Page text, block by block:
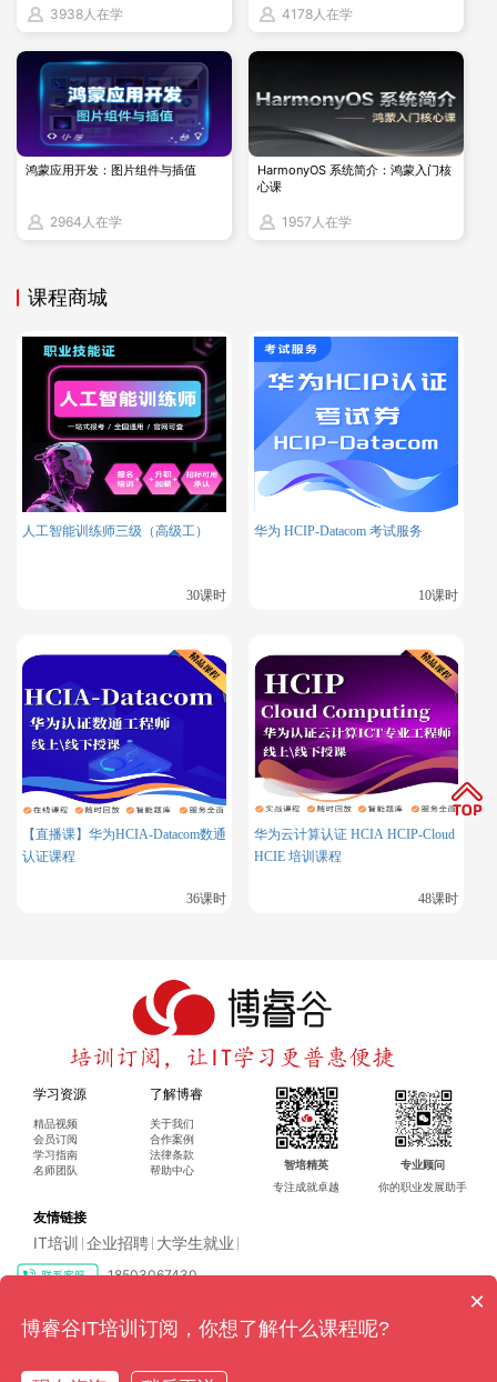
可能会担心自己所在的城市没有考点，或者考点距离自己较
远，需要提前安排住宿和交通等。这些问题都需要考生提前做
好准备，以免影响考试。
注意：对于实验考试的预约流程，考生必须先通过HCIE的笔试
考试，然后才能预约实验考试。预约时需提供考试券，且考试
座位有限，因此建议考生提前预约。此外，考生在开考前15个
自然日（含第15天）可以在预约记录自行改期或取消考试。但
是，一旦进入这15天倒计时，任何形式的改期、取消或考试地
失效。
此外，考生还需要注意一些考试相关的细节问题。比如，笔试
成绩的有效期为18个月，考生需要在有效期内完成实验考试；
同一门HCIE实验考试科目每个自然月只能取消三次，这需要考
生在预约考试时谨慎考虑；同时，考生还需要提前通过华为官
方网站或相关渠道查询最新的考试地点信息和预约操作流程，
以确保顺利参加考试。
广大考生来说既是一个挑战也是一个机遇。通过合理的规划和
和综合素质，为未来的职业发展打下坚实的基础。
更多相关内容推荐
华为HCIE学习
华为HCIP学习
3938人在学 4178人在学
鸿蒙应用开发：图片组件与插值
2964人在学
HarmonyOS 系统简介：鸿蒙入门核
心课
1957人在学
课程商城
人工智能训练师三级（高级工）
30课时
华为 HCIP-Datacom 考试服务
10课时
【直播课】华为HCIA-Datacom数通
认证课程
36课时
华为云计算认证 HCIA HCIP-Cloud
HCIE 培训课程
48课时
学习资源
精品视频
会员订阅
学习指南
名师团队
了解博睿
关于我们
合作案例
法律条款
帮助中心
智培精英
专注成就卓越
专业顾问
你的职业发展助手
友情链接
IT培训 企业招聘 大学生就业
18503067430
Copyright ©2016-2024 博睿（广州）科技有限公司 All rights reserved
备17128079号-4
×
博睿谷IT培训订阅，你想了解什么课程呢?